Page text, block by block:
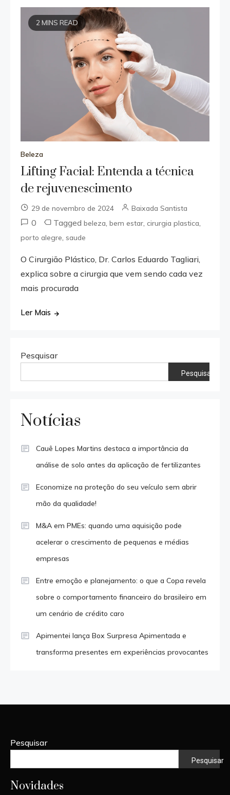
2 MINS READ
Beleza
Lifting Facial: Entenda a técnica
de rejuvenescimento
29 de novembro de 2024 Baixada Santista
0 Taggedbeleza,bem estar,cirurgia plastica,
porto alegre,saude
O Cirurgião Plástico, Dr. Carlos Eduardo Tagliari,
explica sobre a cirurgia que vem sendo cada vez
mais procurada
Ler Mais
Pesquisar
Pesquisar
Notícias
Cauê Lopes Martins destaca a importância da
análise de solo antes da aplicação de fertilizantes
Economize na proteção do seu veículo sem abrir
mão da qualidade!
M&A em PMEs: quando uma aquisição pode
acelerar o crescimento de pequenas e médias
empresas
Entre emoção e planejamento: o que a Copa revela
sobre o comportamento financeiro do brasileiro em
um cenário de crédito caro
Apimentei lança Box Surpresa Apimentada e
transforma presentes em experiências provocantes
Pesquisar
Pesquisar
Novidades